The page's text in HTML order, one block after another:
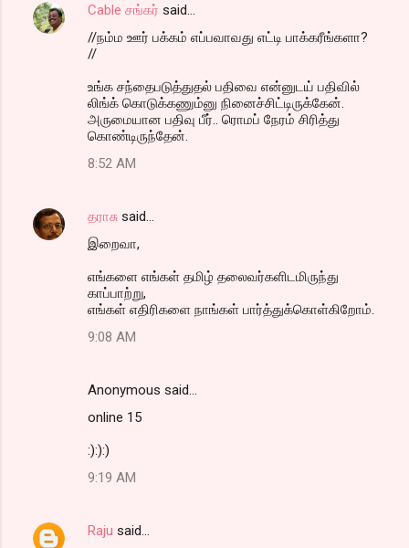
Cable சங்கர் said…
//நம்ம ஊர் பக்கம் எப்பவாவது எட்டி பாக்கரீங்களா?
//
உங்க சந்தைபடுத்துதல் பதிவை என்னுடய் பதிவில்
லிங்க் கொடுக்கணும்னு நினைச்சிட்டிருக்கேன்.
அருமையான பதிவு பீர்.. ரொமப் நேரம் சிரித்து
கொண்டிருந்தேன்.
8:52 AM
தராசு said…
இறைவா,
எங்களை எங்கள் தமிழ் தலைவர்களிடமிருந்து
காப்பாற்று,
எங்கள் எதிரிகளை நாங்கள் பார்த்துக்கொள்கிறோம்.
9:08 AM
Anonymous said…
online 15
:):):)
9:19 AM
Raju said…